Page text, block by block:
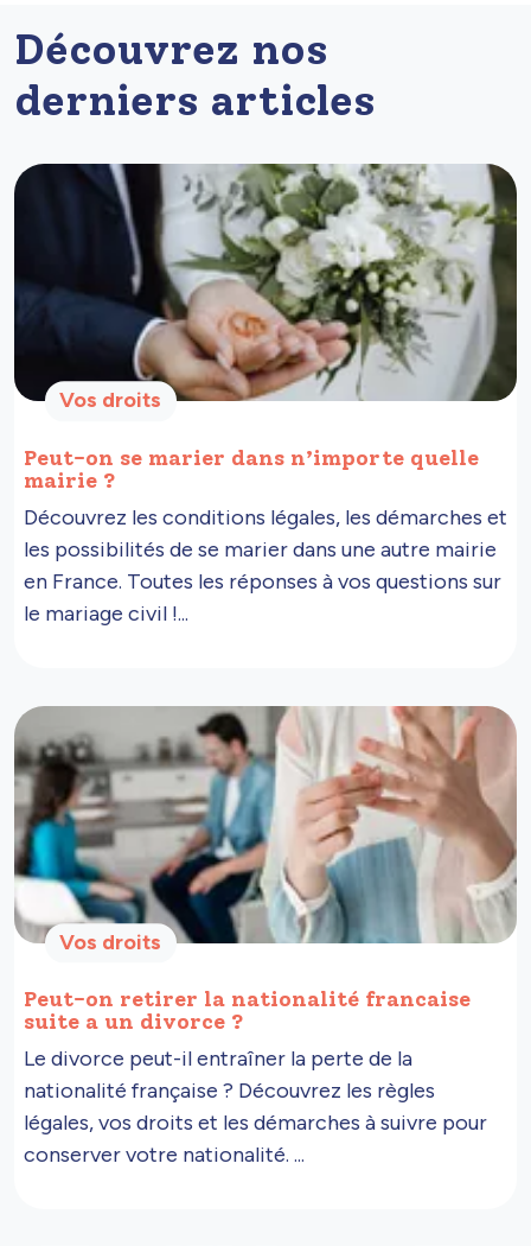
Découvrez nos
derniers articles
Vos droits
Peut-on se marier dans n’importe quelle
mairie ?
Découvrez les conditions légales, les démarches et
les possibilités de se marier dans une autre mairie
en France. Toutes les réponses à vos questions sur
le mariage civil !...
Vos droits
Peut-on retirer la nationalité francaise
suite a un divorce ?
Le divorce peut-il entraîner la perte de la
nationalité française ? Découvrez les règles
légales, vos droits et les démarches à suivre pour
conserver votre nationalité. ...